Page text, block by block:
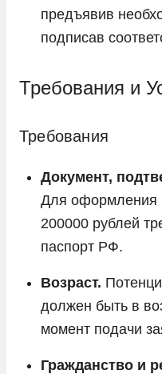
предъявив
подписав
Требования и
Требования
Документ,
Для оформления
200000 рублей
паспорт РФ.
Возраст.
должен быть в
момент подачи
Гражданство и